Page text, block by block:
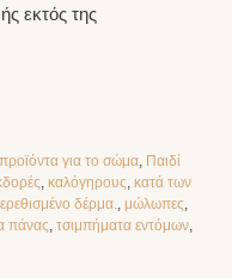
εκτός της
για το σώμα, Παιδί
, καλόγηρους, κατά των
δέρμα., μώλωπες,
πάνας, τσιμπήματα εντόμων,